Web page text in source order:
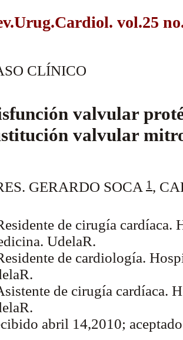
vol.25
CLÍNICO
valvular
valvular
GERARDO SOCA 1 ,
de cirugía cardíaca.
UdelaR.
de cardiología.
de cirugía cardíaca.
abril 14,2010;